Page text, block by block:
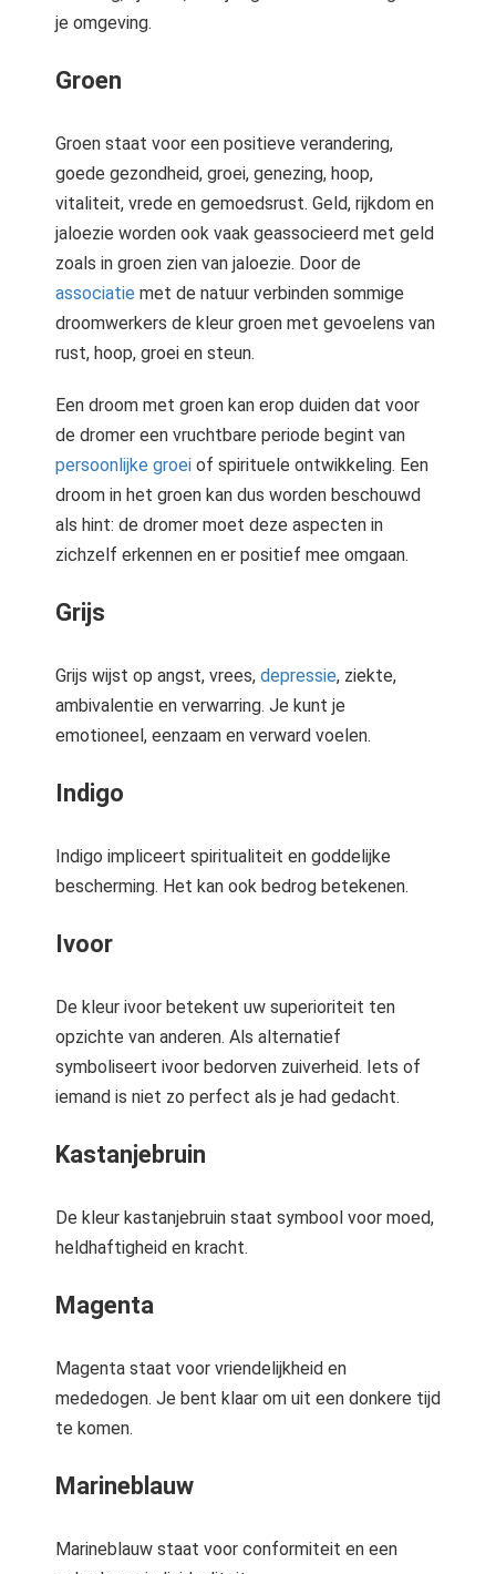
je omgeving.
Groen
Groen staat voor een positieve verandering,
goede gezondheid, groei, genezing, hoop,
vitaliteit, vrede en gemoedsrust. Geld, rijkdom en
jaloezie worden ook vaak geassocieerd met geld
zoals in groen zien van jaloezie. Door de
associatie met de natuur verbinden sommige
droomwerkers de kleur groen met gevoelens van
rust, hoop, groei en steun.
Een droom met groen kan erop duiden dat voor
de dromer een vruchtbare periode begint van
persoonlijke groei of spirituele ontwikkeling. Een
droom in het groen kan dus worden beschouwd
als hint: de dromer moet deze aspecten in
zichzelf erkennen en er positief mee omgaan.
Grijs
Grijs wijst op angst, vrees, depressie, ziekte,
ambivalentie en verwarring. Je kunt je
emotioneel, eenzaam en verward voelen.
Indigo
Indigo impliceert spiritualiteit en goddelijke
bescherming. Het kan ook bedrog betekenen.
Ivoor
De kleur ivoor betekent uw superioriteit ten
opzichte van anderen. Als alternatief
symboliseert ivoor bedorven zuiverheid. Iets of
iemand is niet zo perfect als je had gedacht.
Kastanjebruin
De kleur kastanjebruin staat symbool voor moed,
heldhaftigheid en kracht.
Magenta
Magenta staat voor vriendelijkheid en
mededogen. Je bent klaar om uit een donkere tijd
te komen.
Marineblauw
Marineblauw staat voor conformiteit en een